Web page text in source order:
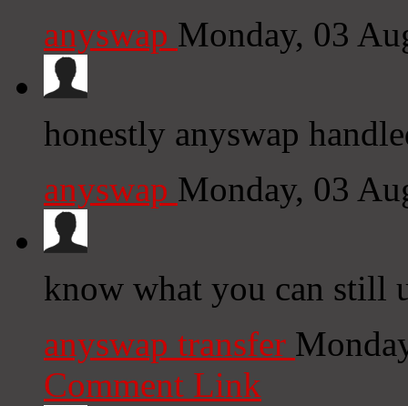
anyswap Monday, 03
honestly anyswap
anyswap Monday, 03
know what you can still
anyswap transfer
Comment Link